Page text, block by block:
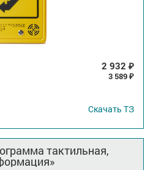
2 932 ₽
3 589 ₽
Скачать ТЗ
тактильная,